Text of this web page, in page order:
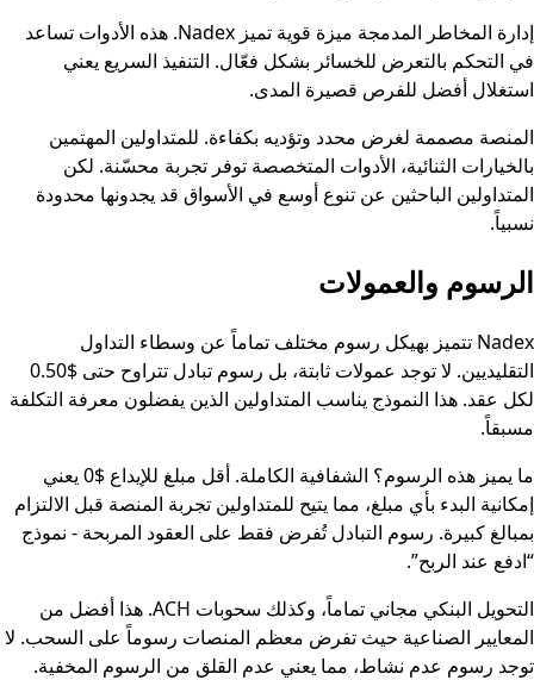
إدارة المخاطر المدمجة ميزة قوية تميز Nadex. هذه الأدوات تساعد
في التحكم بالتعرض للخسائر بشكل فعّال. التنفيذ السريع يعني
استغلال أفضل للفرص قصيرة المدى.
المنصة مصممة لغرض محدد وتؤديه بكفاءة. للمتداولين المهتمين
بالخيارات الثنائية، الأدوات المتخصصة توفر تجربة محسّنة. لكن
المتداولين الباحثين عن تنوع أوسع في الأسواق قد يجدونها محدودة
نسبياً.
الرسوم والعمولات
Nadex تتميز بهيكل رسوم مختلف تماماً عن وسطاء التداول
التقليديين. لا توجد عمولات ثابتة، بل رسوم تبادل تتراوح حتى $0.50
لكل عقد. هذا النموذج يناسب المتداولين الذين يفضلون معرفة التكلفة
مسبقاً.
ما يميز هذه الرسوم؟ الشفافية الكاملة. أقل مبلغ للإيداع $0 يعني
إمكانية البدء بأي مبلغ، مما يتيح للمتداولين تجربة المنصة قبل الالتزام
بمبالغ كبيرة. رسوم التبادل تُفرض فقط على العقود المربحة - نموذج
“ادفع عند الربح”.
التحويل البنكي مجاني تماماً، وكذلك سحوبات ACH. هذا أفضل من
المعايير الصناعية حيث تفرض معظم المنصات رسوماً على السحب. لا
توجد رسوم عدم نشاط، مما يعني عدم القلق من الرسوم المخفية.